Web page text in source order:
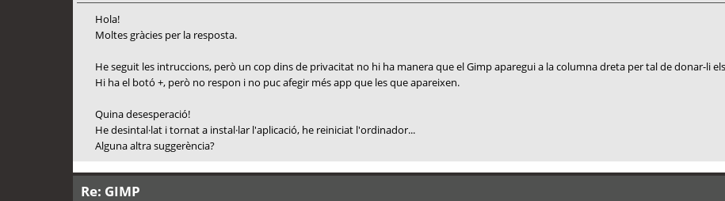
Hola!
Moltes gràcies per la resposta.
He seguit les intruccions, però un cop dins de privacitat no hi ha manera que el Gimp aparegui a la columna dreta per tal de donar-li
Hi ha el botó +, però no respon i no puc afegir més app que les que apareixen.
Quina desesperació!
He desintal·lat i tornat a instal·lar l'aplicació, he reiniciat l'ordinador...
Alguna altra suggerència?
Re: GIMP